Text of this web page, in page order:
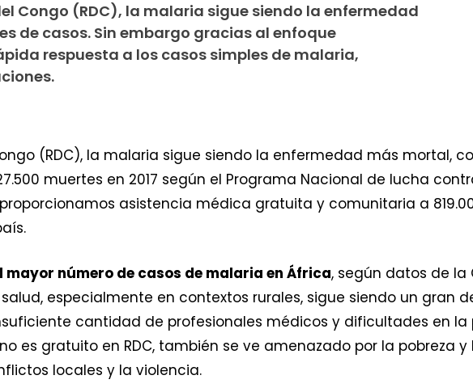
Congo (RDC), la malaria sigue siendo la enfermedad
de casos. Sin embargo gracias al enfoque
respuesta a los casos simples de malaria,
(RDC), la malaria sigue siendo la enfermedad más mortal,
muertes en 2017 según el Programa Nacional de lucha
asistencia médica gratuita y comunitaria a
mayor número de casos de malaria en África, según datos de la
especialmente en contextos rurales, sigue siendo un gran
cantidad de profesionales médicos y dificultades en la
es gratuito en RDC, también se ve amenazado por la pobreza y
locales y la violencia.